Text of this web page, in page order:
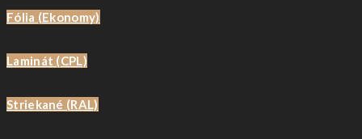
Fólia (ekonomy)
Laminát (CPL)
Striekané (RAL)